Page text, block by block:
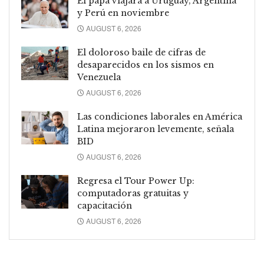
y Perú en noviembre
AUGUST 6, 2026
El doloroso baile de cifras de
desaparecidos en los sismos en
Venezuela
AUGUST 6, 2026
Las condiciones laborales en América
Latina mejoraron levemente, señala
BID
AUGUST 6, 2026
Regresa el Tour Power Up:
computadoras gratuitas y
capacitación
AUGUST 6, 2026